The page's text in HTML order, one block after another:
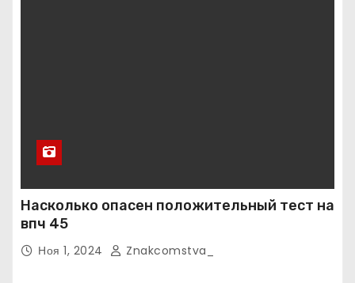
Насколько опасен положительный тест на
впч 45
Ноя 1, 2024 Znakcomstva_